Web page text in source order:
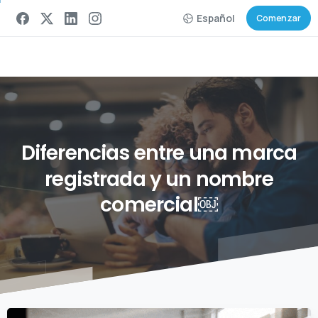
Español Comenzar
Diferenciasentreuna marca
registradayun nombre
comercial￼